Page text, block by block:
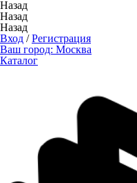
Назад
Назад
Назад
Вход /Регистрация
Ваш город: Москва
Каталог